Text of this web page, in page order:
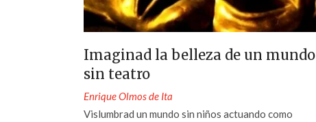
Imaginad la belleza de un mundo
sin teatro
Enrique Olmos de Ita
Vislumbrad un mundo sin niños actuando como